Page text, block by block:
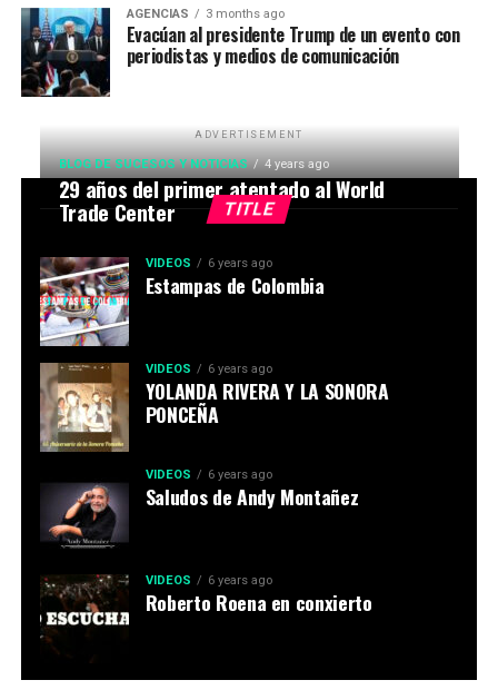
AGENCIAS 3 months ago
Evacúan al presidente Trump de un evento con
periodistas y medios de comunicación
ADVERTISEMENT
TITLE
BLOG DE SUCESOS Y NOTICIAS 4 years ago
29 años del primer atentado al World
Trade Center
VIDEOS 6 years ago
Estampas de Colombia
VIDEOS 6 years ago
YOLANDA RIVERA Y LA SONORA
PONCEÑA
VIDEOS 6 years ago
Saludos de Andy Montañez
VIDEOS 6 years ago
Roberto Roena en conxierto